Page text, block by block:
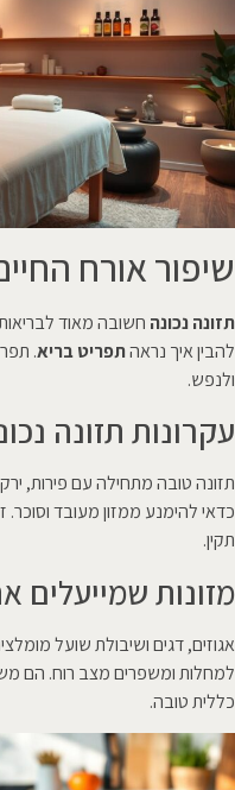
שיפור אורח
תזונה נכונה חשובה מאוד לבריאות
להבין איך נראהתפריט בריא.
ולנפש.
עקרונות תזונה
תזונה טובה מתחילה עם פירות,
כדאי להימנע ממזון מעובד
תקין.
מזונות שמייעלים
אגוזים, דגים ושיבולת שועל
למחלות ומשפרים מצב רוח. הם
כללית טובה.